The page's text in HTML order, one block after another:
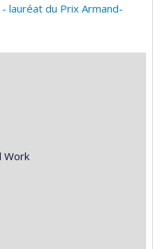
lauréat du Prix Armand-
Work